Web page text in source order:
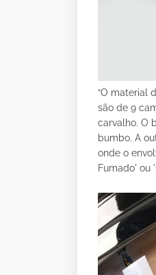
“O material
são de 9
carvalho. O
bumbo. A
onde o
Fumado' ou